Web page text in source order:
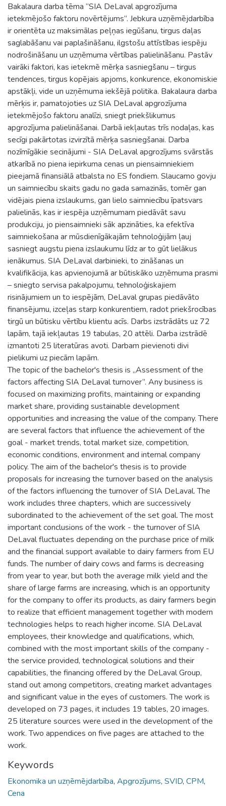
Bakalaura darba tēma “SIA DeLaval apgrozījuma
ietekmējošo faktoru novērtējums”. Jebkura uzņēmējdarbība
ir orientēta uz maksimālas peļņas iegūšanu, tirgus daļas
saglabāšanu vai paplašināšanu, ilgstošu attīstības iespēju
nodrošināšanu un uzņēmuma vērtības palielināšanu. Pastāv
vairāki faktori, kas ietekmē mērķa sasniegšanu – tirgus
tendences, tirgus kopējais apjoms, konkurence, ekonomiskie
apstākļi, vide un uzņēmuma iekšējā politika. Bakalaura darba
mērķis ir, pamatojoties uz SIA DeLaval apgrozījuma
ietekmējošo faktoru analīzi, sniegt priekšlikumus
apgrozījuma palielināšanai. Darbā iekļautas trīs nodaļas, kas
secīgi pakārtotas izvirzītā mērķa sasniegšanai. Darba
nozīmīgākie secinājumi - SIA DeLaval apgrozījums svārstās
atkarībā no piena iepirkuma cenas un piensaimniekiem
pieejamā finansiālā atbalsta no ES fondiem. Slaucamo govju
un saimniecību skaits gadu no gada samazinās, tomēr gan
vidējais piena izslaukums, gan lielo saimniecību īpatsvars
palielinās, kas ir iespēja uzņēmumam piedāvāt savu
produkciju, jo piensaimnieki sāk apzināties, ka efektīva
saimniekošana ar mūsdienīgākajām tehnoloģijām ļauj
sasniegt augstu piena izslaukumu līdz ar to gūt lielākus
ienākumus. SIA DeLaval darbinieki, to zināšanas un
kvalifikācija, kas apvienojumā ar būtiskāko uzņēmuma prasmi
– sniegto servisa pakalpojumu, tehnoloģiskajiem
risinājumiem un to iespējām, DeLaval grupas piedāvāto
finansējumu, izceļas starp konkurentiem, radot priekšrocības
tirgū un būtisku vērtību klientu acīs. Darbs izstrādāts uz 72
lapām, tajā iekļautas 19 tabulas, 20 attēli. Darba izstrādē
izmantoti 25 literatūras avoti. Darbam pievienoti divi
pielikumi uz piecām lapām.
The topic of the bachelor's thesis is „Assessment of the
factors affecting SIA DeLaval turnover”. Any business is
focused on maximizing profits, maintaining or expanding
market share, providing sustainable development
opportunities and increasing the value of the company. There
are several factors that influence the achievement of the
goal - market trends, total market size, competition,
economic conditions, environment and internal company
policy. The aim of the bachelor's thesis is to provide
proposals for increasing the turnover based on the analysis
of the factors influencing the turnover of SIA DeLaval. The
work includes three chapters, which are successively
subordinated to the achievement of the set goal. The most
important conclusions of the work - the turnover of SIA
DeLaval fluctuates depending on the purchase price of milk
and the financial support available to dairy farmers from EU
funds. The number of dairy cows and farms is decreasing
from year to year, but both the average milk yield and the
share of large farms are increasing, which is an opportunity
for the company to offer its products, as dairy farmers begin
to realize that efficient management together with modern
technologies helps to reach higher income. SIA DeLaval
employees, their knowledge and qualifications, which,
combined with the most important skills of the company -
the service provided, technological solutions and their
capabilities, the financing offered by the DeLaval Group,
stand out among competitors, creating market advantages
and significant value in the eyes of customers. The work is
developed on 73 pages, it includes 19 tables, 20 images.
25 literature sources were used in the development of the
work. Two appendices on five pages are attached to the
work.
Keywords
Ekonomika un uzņēmējdarbība, Apgrozījums, SVID, CPM,
Cena